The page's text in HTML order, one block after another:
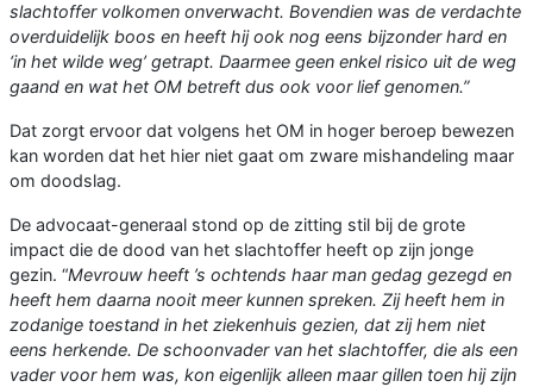
slachtoffer volkomen onverwacht. Bovendien was de verdachte
overduidelijk boos en heeft hij ook nog eens bijzonder hard en
‘in het wilde weg’ getrapt. Daarmee geen enkel risico uit de weg
gaand en wat het OM betreft dus ook voor lief genomen.”
Dat zorgt ervoor dat volgens het OM in hoger beroep bewezen
kan worden dat het hier niet gaat om zware mishandeling maar
om doodslag.
De advocaat-generaal stond op de zitting stil bij de grote
impact die de dood van het slachtoffer heeft op zijn jonge
gezin. “Mevrouw heeft ’s ochtends haar man gedag gezegd en
heeft hem daarna nooit meer kunnen spreken. Zij heeft hem in
zodanige toestand in het ziekenhuis gezien, dat zij hem niet
eens herkende. De schoonvader van het slachtoffer, die als een
vader voor hem was, kon eigenlijk alleen maar gillen toen hij zijn